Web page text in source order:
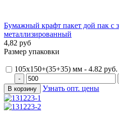
Бумажный крафт пакет дой пак с
металлизированный
4,82 руб
Размер упаковки
105х150+(35+35) мм - 4.82 руб.
Узнать опт. цены